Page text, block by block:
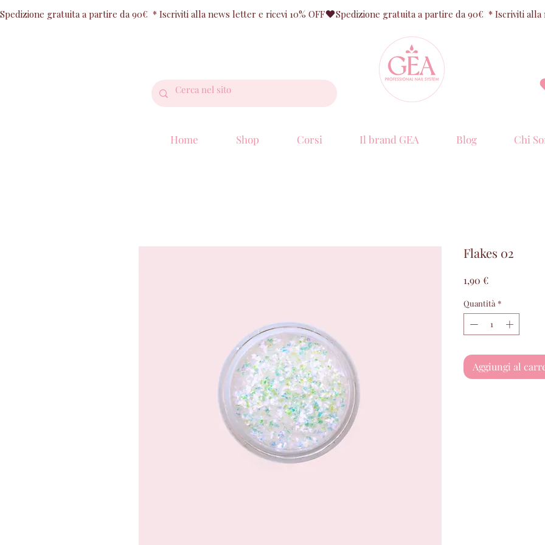
Spedizione gratuita a partire da 90€  * Iscriviti alla news letter e ricevi 10% OFF
Home Shop Corsi Il brand GEA Blog Chi
Flakes 02
1,90 €Prezzo
Quantità *
Aggiungi al